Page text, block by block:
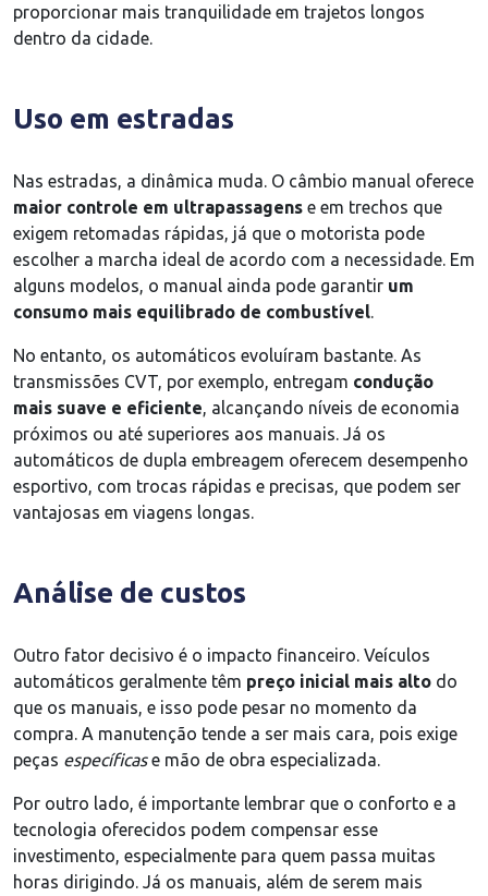
proporcionar mais tranquilidade em trajetos longos
dentro da cidade.
Uso em estradas
Nas estradas, a dinâmica muda. O câmbio manual oferece
maior controle em ultrapassagens e em trechos que
exigem retomadas rápidas, já que o motorista pode
escolher a marcha ideal de acordo com a necessidade. Em
alguns modelos, o manual ainda pode garantir um
consumo mais equilibrado de combustível.
No entanto, os automáticos evoluíram bastante. As
transmissões CVT, por exemplo, entregam condução
mais suave e eficiente, alcançando níveis de economia
próximos ou até superiores aos manuais. Já os
automáticos de dupla embreagem oferecem desempenho
esportivo, com trocas rápidas e precisas, que podem ser
vantajosas em viagens longas.
Análise de custos
Outro fator decisivo é o impacto financeiro. Veículos
automáticos geralmente têm preço inicial mais alto do
que os manuais, e isso pode pesar no momento da
compra. A manutenção tende a ser mais cara, pois exige
peças específicase mão de obra especializada.
Por outro lado, é importante lembrar que o conforto e a
tecnologia oferecidos podem compensar esse
investimento, especialmente para quem passa muitas
horas dirigindo. Já os manuais, além de serem mais